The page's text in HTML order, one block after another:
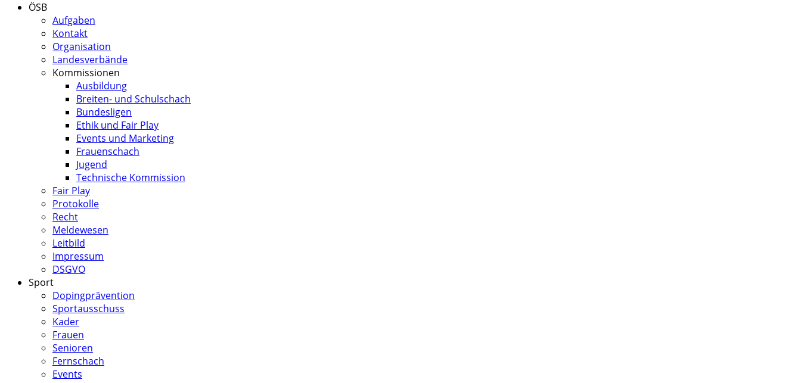
ÖSB
Aufgaben
Kontakt
Organisation
Landesverbände
Kommissionen
Ausbildung
Breiten- und Schulschach
Bundesligen
Ethik und Fair Play
Events und Marketing
Frauenschach
Jugend
Technische Kommission
Fair Play
Protokolle
Recht
Meldewesen
Leitbild
Impressum
DSGVO
Sport
Dopingprävention
Sportausschuss
Kader
Frauen
Senioren
Fernschach
Events